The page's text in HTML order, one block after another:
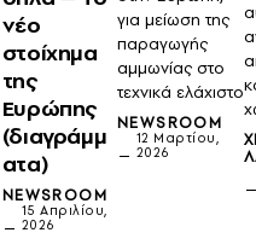
νέο
στοίχημα
της
Ευρώπης
(διαγράμμ
ατα)
NEWSROOM
15 Απριλίου,
2026
για μείωση της
παραγωγής
αμμωνίας στο
τεχνικά ελάχιστο
NEWSROOM
12 Μαρτίου,
2026